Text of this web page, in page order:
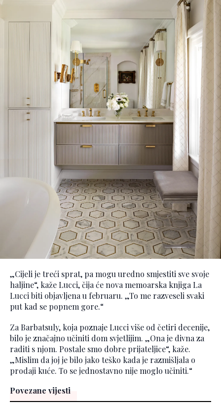
„Cijeli je treći sprat, pa mogu uredno smjestiti sve svoje
haljine“, kaže Lucci, čija će nova memoarska knjiga La
Lucci biti objavljena u februaru. „To me razveseli svaki
put kad se popnem gore.“
Za Barbatsuly, koja poznaje Lucci više od četiri decenije,
bilo je značajno učiniti dom svjetlijim. „Ona je divna za
raditi s njom. Postale smo dobre prijateljice“, kaže.
„Mislim da joj je bilo jako teško kada je razmišljala o
prodaji kuće. To se jednostavno nije moglo učiniti.“
Povezane vijesti